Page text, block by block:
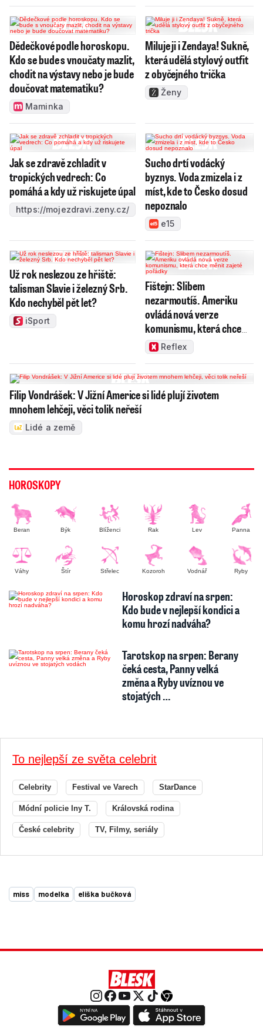
Dědečkové podle horoskopu.
Kdo se bude s vnoučaty mazlit,
chodit na výstavy nebo je bude
doučovat matematiku?
Maminka
Miluje ji i Zendaya! Sukně,
která udělá stylový outfit
z obyčejného trička
Ženy
Jak se zdravě zchladit v
tropických vedrech: Co
pomáhá a kdy už riskujete úpal
https://mojezdravi.zeny.cz/
Sucho drtí vodácký
byznys. Voda zmizela i z
míst, kde to Česko dosud
nepoznalo
e15
Už rok neslezou ze hřiště:
talisman Slavie i železný Srb.
Kdo nechyběl pět let?
iSport
Fištejn: Slibem
nezarmoutíš. Ameriku
ovládá nová verze
komunismu, která chce
měnit zajeté pořádky
Reflex
Filip Vondrášek: V Jižní Americe si lidé plují životem
mnohem lehčeji, věci tolik neřeší
Lidé a země
HOROSKOPY
Beran Býk Blíženci Rak Lev Panna
Váhy Štír Střelec Kozoroh Vodnář Ryby
Horoskop zdraví na srpen:
Kdo bude v nejlepší kondici a
komu hrozí nadváha?
Tarotskop na srpen: Berany
čeká cesta, Panny velká
změna a Ryby uvíznou ve
stojatých …
To nejlepší ze světa celebrit
Celebrity Festival ve Varech StarDance
Módní policie Iny T. Královská rodina
České celebrity TV, Filmy, seriály
miss modelka eliška bučková